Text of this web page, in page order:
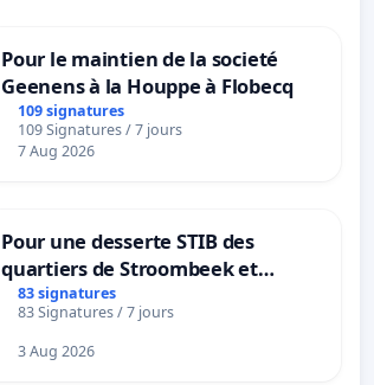
Pour le maintien de la societé
Geenens à la Houppe à Flobecq
109 signatures
109 Signatures / 7 jours
7 Aug 2026
Pour une desserte STIB des
quartiers de Stroombeek et
Beauval - Voor een MIVB-
bediening van de wijken
Strombeek en Het Voor
83 signatures
83 Signatures / 7 jours
3 Aug 2026